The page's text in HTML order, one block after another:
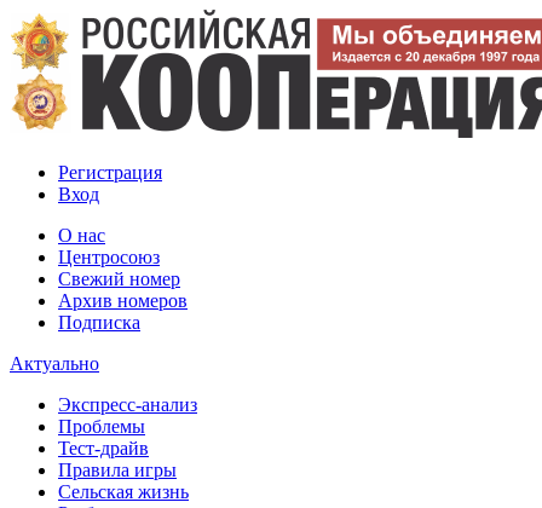
Регистрация
Вход
О нас
Центросоюз
Свежий номер
Архив номеров
Подписка
Актуально
Экспресс-анализ
Проблемы
Тест-драйв
Правила игры
Сельская жизнь